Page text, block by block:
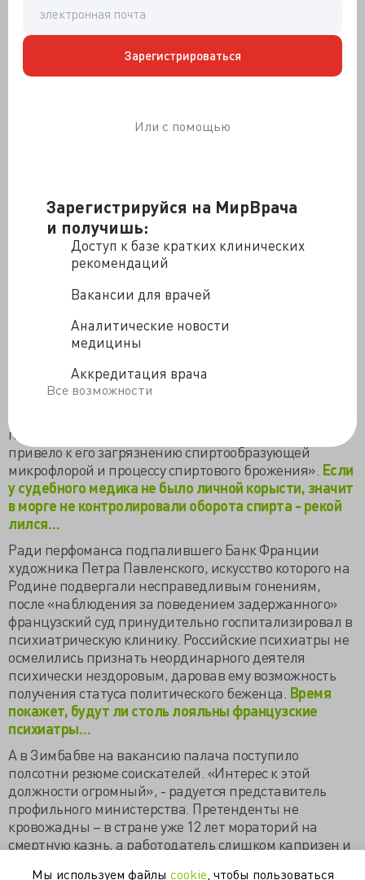
Зарегистрируйся на МирВрача
и получишь:
Доступ к базе кратких клинических
рекомендаций
Вакансии для врачей
Аналитические новости
медицины
Аккредитация врача
Все возможности
Зарегистрироваться
Или с помощью
Российский Уполномоченный по правам ребёнка
Анна Кузнецова обратилась к руководству
Следственного комитета и Рособрнадзора с просьбой
провести анализ причин гибели 211 детей на уроках
необходим учёт индивидуальных особенностей.
Именно медицинские рекомендации должны лечь в
выводы предложено следователям и бывшим
педагогам, Уполномоченная не считает нужным
интересоваться мнением профессиональных
Не любит общественность докторов и
Третья самая компетентная экспертиза, порученная
Следственным комитетом 18 специалистам ведущих
научных, образовательных и экспертных учреждений
мальчика» в момент гибели абсолютно трезвым.
Проводивший вскрытие судмедэксперт Михаил
погибшего мальчика ненадлежащим образом, что
привело к его загрязнению спиртообразующей
микрофлорой и процессу спиртового брожения». Если
у судебного медика не было личной корысти, значит
в морге не контролировали оборота спирта - рекой
лился…
Ради перфоманса подпалившего Банк Франции
художника Петра Павленского, искусство которого на
Родине подвергали несправедливым гонениям,
после «наблюдения за поведением задержанного»
французский суд принудительно госпитализировал в
психиатрическую клинику. Российские психиатры не
осмелились признать неординарного деятеля
психически нездоровым, даровав ему возможность
получения статуса политического беженца. Время
покажет, будут ли столь лояльны французские
психиатры…
А в Зимбабве на вакансию палача поступило
полсотни резюме соискателей. «Интерес к этой
должности огромный», - радуется представитель
профильного министерства. Претенденты не
кровожадны – в стране уже 12 лет мораторий на
смертную казнь, а работодатель слишком капризен и
Мы используем файлы cookie , чтобы пользоваться